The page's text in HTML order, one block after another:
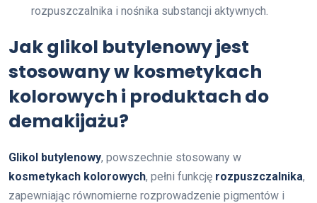
rozpuszczalnika i nośnika substancji aktywnych.
Jak glikol butylenowy jest
stosowany w kosmetykach
kolorowych i produktach do
demakijażu?
Glikol butylenowy, powszechnie stosowany w
kosmetykach kolorowych, pełni funkcję rozpuszczalnika,
zapewniając równomierne rozprowadzenie pigmentów i